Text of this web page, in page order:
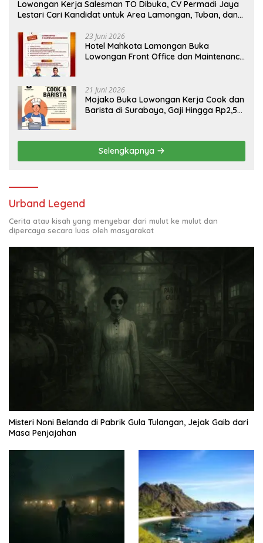
Lowongan Kerja Salesman TO Dibuka, CV Permadi Jaya
Lestari Cari Kandidat untuk Area Lamongan, Tuban, dan
23 Juni 2026
Hotel Mahkota Lamongan Buka
Lowongan Front Office dan Maintenance
21 Juni 2026
Mojako Buka Lowongan Kerja Cook dan
Barista di Surabaya, Gaji Hingga Rp2,5
Selengkapnya
Urband Legend
Cerita atau kisah yang menyebar dari mulut ke mulut dan
dipercaya secara luas oleh masyarakat
Misteri Noni Belanda di Pabrik Gula Tulangan, Jejak Gaib dari
Masa Penjajahan